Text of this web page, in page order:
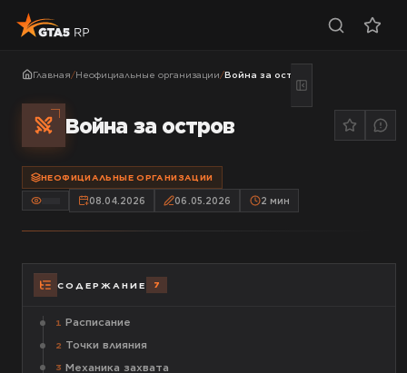
Главная/Неофициальные организации/Война за остров
Война за остров
НЕОФИЦИАЛЬНЫЕ ОРГАНИЗАЦИИ
08.04.2026 06.05.2026 2 мин
СОДЕРЖАНИЕ 7
1 Расписание
2 Точки влияния
3 Механика захвата